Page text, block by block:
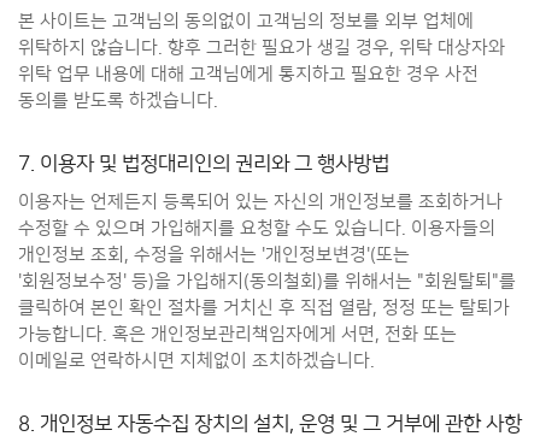
본 사이트는 고객님의 동의없이 고객님의 정보를 외부 업체에
위탁하지 않습니다. 향후 그러한 필요가 생길 경우, 위탁 대상자와
위탁 업무 내용에 대해 고객님에게 통지하고 필요한 경우 사전
동의를 받도록 하겠습니다.
7. 이용자 및 법정대리인의 권리와 그 행사방법
이용자는 언제든지 등록되어 있는 자신의 개인정보를 조회하거나
수정할 수 있으며 가입해지를 요청할 수도 있습니다. 이용자들의
개인정보 조회, 수정을 위해서는 '개인정보변경'(또는
'회원정보수정' 등)을 가입해지(동의철회)를 위해서는 "회원탈퇴"를
클릭하여 본인 확인 절차를 거치신 후 직접 열람, 정정 또는 탈퇴가
가능합니다. 혹은 개인정보관리책임자에게 서면, 전화 또는
이메일로 연락하시면 지체없이 조치하겠습니다.
8. 개인정보 자동수집 장치의 설치, 운영 및 그 거부에 관한 사항